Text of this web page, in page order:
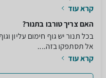
קרא עוד
האם צריך טורבו בתנור?
בכל תנור יש גוף חימום עליון
אל תסתפקו בזה....
קרא עוד